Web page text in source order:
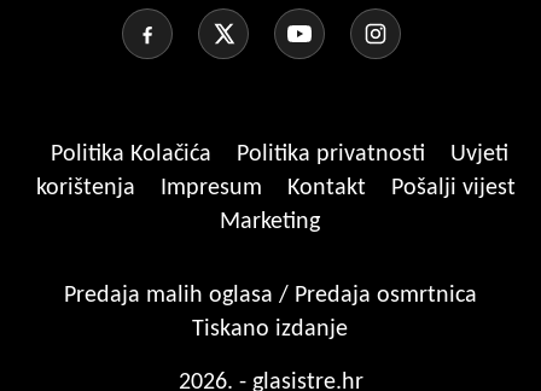
Politika Kolačića Politika privatnosti
Uvjeti
korištenja
Impresum Kontakt
Pošalji vijest
Marketing
Predaja malih oglasa / Predaja osmrtnica
Tiskano izdanje
2026. - glasistre.hr